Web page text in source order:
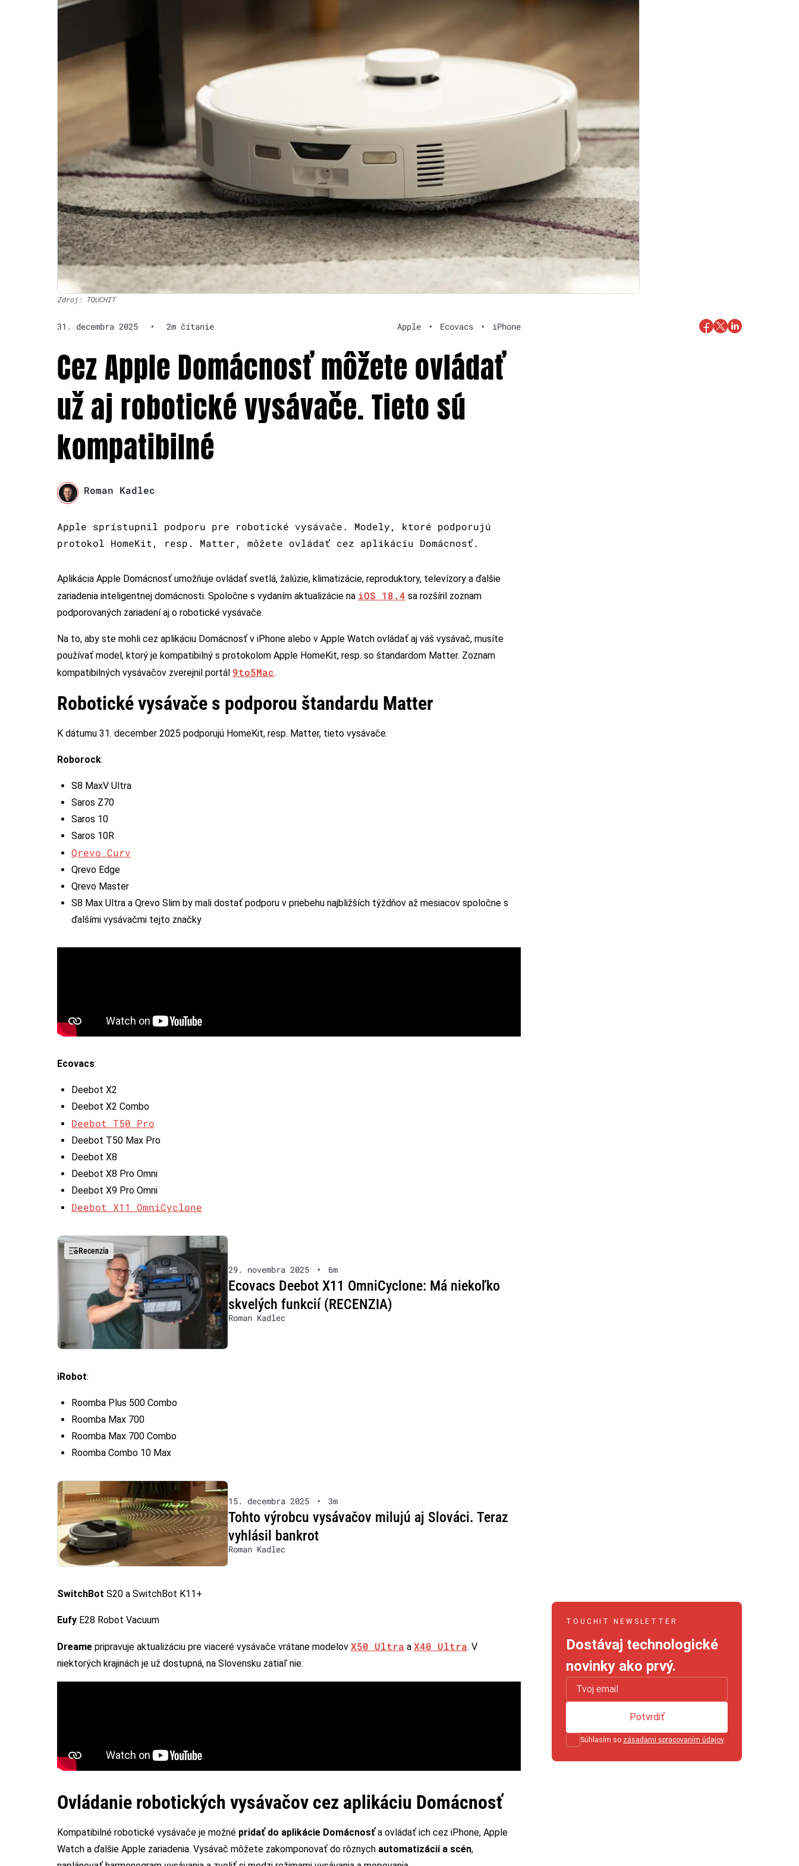
Zdroj: TOUCHIT
31. decembra 2025 • 2m čítanie Apple • Ecovacs • iPhone
Cez Apple Domácnosť môžete ovládať
už aj robotické vysávače. Tieto sú
kompatibilné
Roman Kadlec
Apple sprístupnil podporu pre robotické vysávače. Modely, ktoré podporujú
protokol HomeKit, resp. Matter, môžete ovládať cez aplikáciu Domácnosť.
Aplikácia Apple Domácnosť umožňuje ovládať svetlá, žalúzie, klimatizácie, reproduktory, televízory a ďalšie
zariadenia inteligentnej domácnosti. Spoločne s vydaním aktualizácie na iOS 18.4 sa rozšíril zoznam
podporovaných zariadení aj o robotické vysávače.
Na to, aby ste mohli cez aplikáciu Domácnosť v iPhone alebo v Apple Watch ovládať aj váš vysávač, musíte
používať model, ktorý je kompatibilný s protokolom Apple HomeKit, resp. so štandardom Matter. Zoznam
kompatibilných vysávačov zverejnil portál 9to5Mac.
Robotické vysávače s podporou štandardu Matter
K dátumu 31. december 2025 podporujú HomeKit, resp. Matter, tieto vysávače:
Roborock:
S8 MaxV Ultra
Saros Z70
Saros 10
Saros 10R
Qrevo Curv
Qrevo Edge
Qrevo Master
S8 Max Ultra a Qrevo Slim by mali dostať podporu v priebehu najbližších týždňov až mesiacov spoločne s
ďalšími vysávačmi tejto značky
Ecovacs:
Deebot X2
Deebot X2 Combo
Deebot T50 Pro
Deebot T50 Max Pro
Deebot X8
Deebot X8 Pro Omni
Deebot X9 Pro Omni
Deebot X11 OmniCyclone
Recenzia
29. novembra 2025 • 6m
Ecovacs Deebot X11 OmniCyclone: Má niekoľko
skvelých funkcií (RECENZIA)
Roman Kadlec
iRobot:
Roomba Plus 500 Combo
Roomba Max 700
Roomba Max 700 Combo
Roomba Combo 10 Max
15. decembra 2025 • 3m
Tohto výrobcu vysávačov milujú aj Slováci. Teraz
vyhlásil bankrot
Roman Kadlec
SwitchBot S20 a SwitchBot K11+
Eufy E28 Robot Vacuum
Dreame pripravuje aktualizáciu pre viaceré vysávače vrátane modelov X50 Ultra a X40 Ultra. V
niektorých krajinách je už dostupná, na Slovensku zatiaľ nie.
Ovládanie robotických vysávačov cez aplikáciu Domácnosť
Kompatibilné robotické vysávače je možné pridať do aplikácie Domácnosťa ovládať ich cez iPhone, Apple
Watch a ďalšie Apple zariadenia. Vysávač môžete zakomponovať do rôznych automatizácií a scén,
TOUCHIT NEWSLETTER
Dostávaj technologické
novinky ako prvý.
Súhlasím so zásadami spracovaním údajov.
Potvrdiť